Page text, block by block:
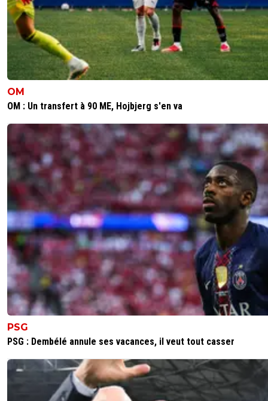
jaager 24 juillet 2011 à 16:33 +0
Donc tous de la merde;L'équipe en number
0 + Répondre
goldball 24 juillet 2011 à 12:00 + 0
vendredi quand tu veux achetter FF tu es obligé de
0
pitoulol 24 juillet 2011 à 11:45 +
L'Equipe me dégoûte.
Répondre
bigseb23 24 juillet 2011 à 11:47 +0
Ce n'est qu'un torchon ce journal..
0+ Répondre
OM
OM : Un transfert à 90 ME, Hojbjerg s'en va
PSG
PSG : Dembélé annule ses vacances, il veut tout casser